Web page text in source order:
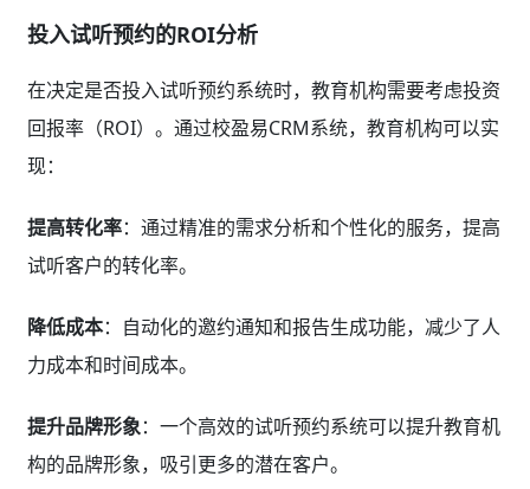
投入试听预约的ROI分析
在决定是否投入试听预约系统时，教育机构需要考虑投资
回报率（ROI）。通过校盈易CRM系统，教育机构可以实
现：
提高转化率：通过精准的需求分析和个性化的服务，提高
试听客户的转化率。
降低成本：自动化的邀约通知和报告生成功能，减少了人
力成本和时间成本。
提升品牌形象：一个高效的试听预约系统可以提升教育机
构的品牌形象，吸引更多的潜在客户。